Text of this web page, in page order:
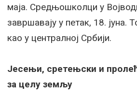
маја. Средњошколци у
завршавају у петак, 18. јуна.
као у централној Србији.
Јесењи, сретењски и
за целу земљу